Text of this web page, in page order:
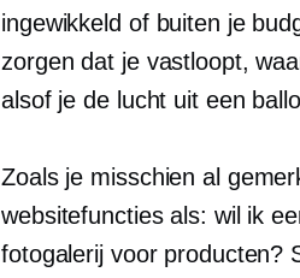
ingewikkeld of buiten je
zorgen dat je vastloopt,
alsof je de lucht uit een
Zoals je misschien al
websitefuncties als: wil ik
fotogalerij voor producten?